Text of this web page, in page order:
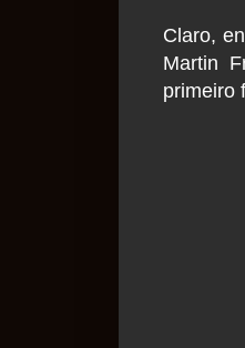
Claro,
Martin
primeiro